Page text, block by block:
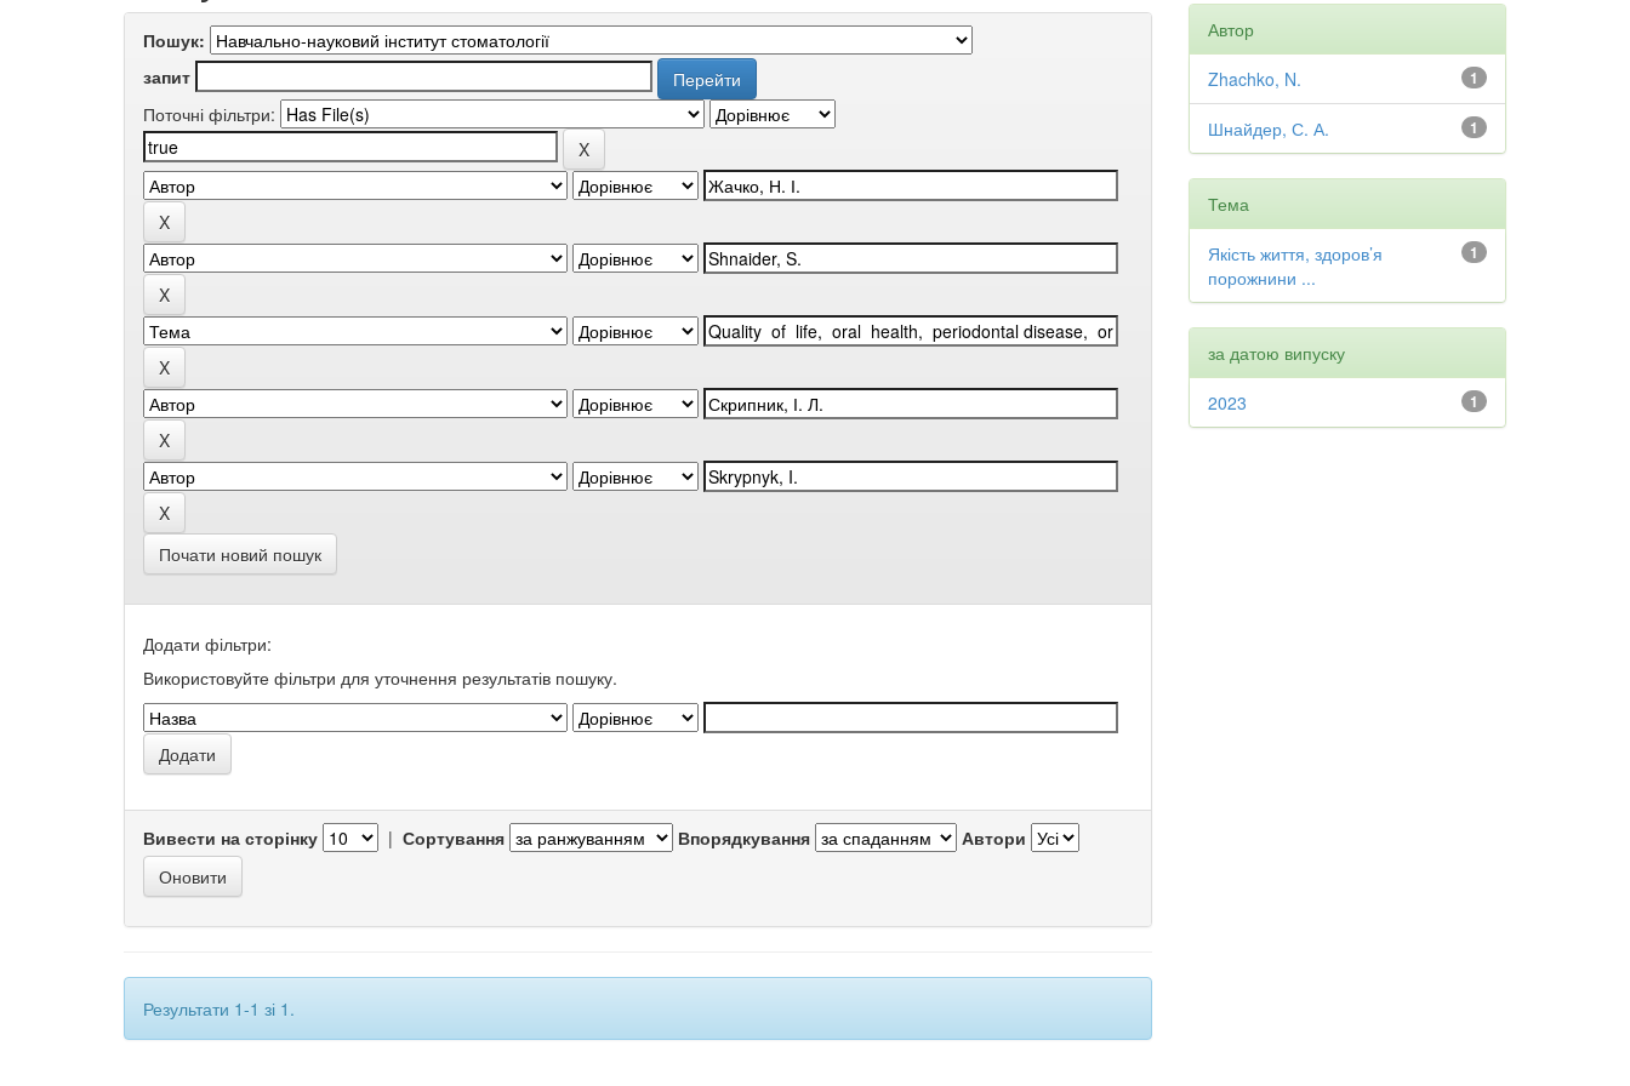
Пошук:
запит
Поточні фільтри:
Почати новий пошук
Додати фільтри:
Використовуйте фільтри для уточнення результатів пошуку.
Вивести на сторінку | Сортування Впорядкування Автори
Результати 1-1 зі 1.
Автор
1
Zhachko, N.
1
Шнайдер, С. А.
Тема
1
Якість життя, здоров’я
порожнини ...
за датою випуску
1
2023